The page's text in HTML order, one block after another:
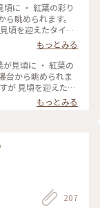
に ・ 紅葉の彩り
眺められます。
頃を迎えたタイミ
#私のことりっぷ
滝#奥日光#日光紅
もっとみる
見頃に ・ 紅葉の
台から眺められま
が 見頃を迎えたタ
す。 2023.10.19 #
#龍頭の滝#紅葉#
もっとみる
207